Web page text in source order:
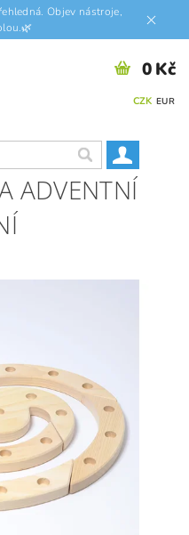
Objev nástroje,
CZK EUR
0 Kč
ADVENTNÍ